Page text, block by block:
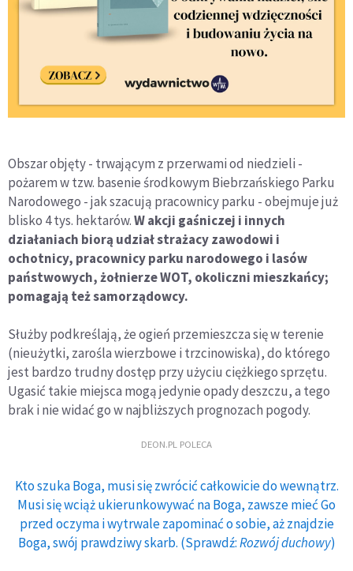
Obszar objęty - trwającym z przerwami od niedzieli -
pożarem w tzw. basenie środkowym Biebrzańskiego Parku
Narodowego - jak szacują pracownicy parku - obejmuje już
blisko 4 tys. hektarów.W akcji gaśniczej i innych
działaniach biorą udział strażacy zawodowi i
ochotnicy, pracownicy parku narodowego i lasów
państwowych, żołnierze WOT, okoliczni mieszkańcy;
pomagają też samorządowcy.
Służby podkreślają, że ogień przemieszcza się w terenie
(nieużytki, zarośla wierzbowe i trzcinowiska), do którego
jest bardzo trudny dostęp przy użyciu ciężkiego sprzętu.
Ugasić takie miejsca mogą jedynie opady deszczu, a tego
brak i nie widać go w najbliższych prognozach pogody.
DEON.PL POLECA
Kto szuka Boga, musi się zwrócić całkowicie do wewnątrz.
Musi się wciąż ukierunkowywać na Boga, zawsze mieć Go
przed oczyma i wytrwale zapominać o sobie, aż znajdzie
Boga, swój prawdziwy skarb. (Sprawdź:Rozwój duchowy)